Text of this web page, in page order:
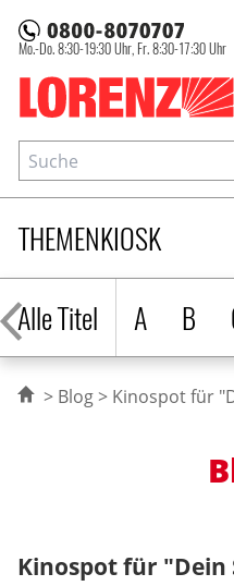
Lorenz
Mo.-Do. 8:30-19:30 Uhr, Fr. 8:30-17:30 Uhr
THEMENKIOSK
Alle Titel
A B
Suche
Zeitschriftensuche
Blog Kinospot für
Kinospot für "Dein